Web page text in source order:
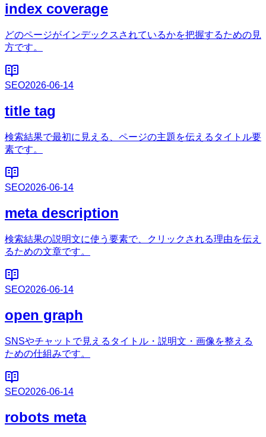
index coverage
どのページがインデックスされているかを把握するための見
方です。
SEO2026-06-14
title tag
検索結果で最初に見える、ページの主題を伝えるタイトル要
素です。
SEO2026-06-14
meta description
検索結果の説明文に使う要素で、クリックされる理由を伝え
るための文章です。
SEO2026-06-14
open graph
SNSやチャットで見えるタイトル・説明文・画像を整える
ための仕組みです。
SEO2026-06-14
robots meta